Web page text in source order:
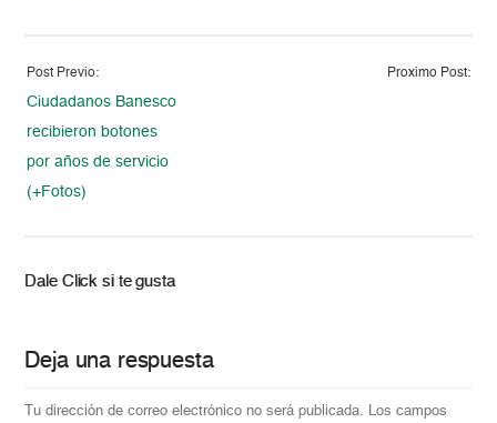
Post Previo:
Ciudadanos Banesco
recibieron botones
por años de servicio
(+Fotos)
Proximo Post:
Dale Click si te gusta
Deja una respuesta
Tu dirección de correo electrónico no será publicada. Los campos